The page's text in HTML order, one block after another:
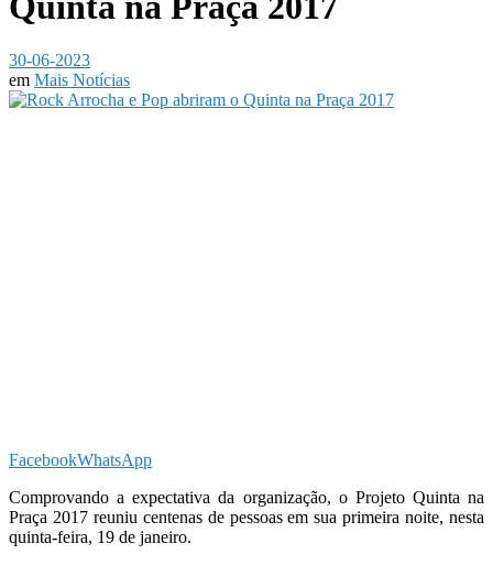
30-06-2023
em Mais Notícias
FacebookWhatsApp
Comprovando a expectativa da organização, o Projeto Quinta na
Praça 2017 reuniu centenas de pessoas em sua primeira noite, nesta
quinta-feira, 19 de janeiro.